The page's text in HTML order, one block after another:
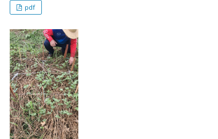
pdf